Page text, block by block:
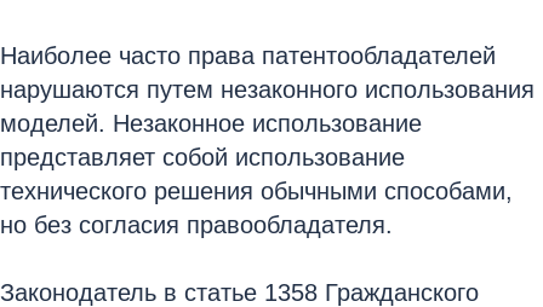
Наиболее часто права патентообладателей
нарушаются путем незаконного использования
моделей. Незаконное использование
представляет собой использование
технического решения обычными способами,
но без согласия правообладателя.
Законодатель в статье 1358 Гражданского